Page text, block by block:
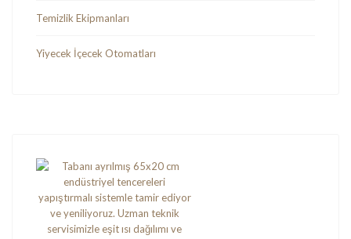
Temizlik Ekipmanları
Yiyecek İçecek Otomatları